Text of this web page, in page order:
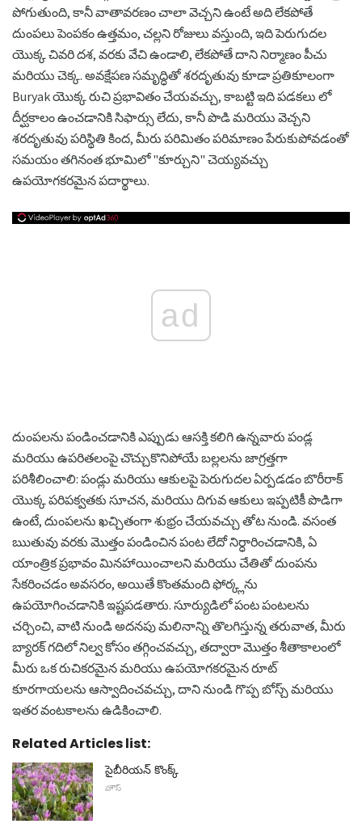
పోగుతుంది, కానీ వాతావరణం చాలా వెచ్చని ఉంటే అది లేకపోతే
దుంపలు పెంపకం ఉత్తమం, చల్లని రోజులు వస్తుంది, ఇది పెరుగుదల
యొక్క చివరి దశ, వరకు వేచి ఉండాలి, లేకపోతే దాని నిర్మాణం పీచు
మరియు చెక్క. అవక్షేపణ సమృద్ధితో శరదృతువు కూడా ప్రతికూలంగా
Buryak యొక్క రుచి ప్రభావితం చేయవచ్చు, కాబట్టి ఇది పడకలు లో
దీర్ఘకాలం ఉంచడానికి సిఫార్సు లేదు, కానీ పొడి మరియు వెచ్చని
శరదృతువు పరిస్థితి కింద, మీరు పరిమితం పరిమాణం పేరుకుపోవడంతో
సమయం తగినంత భూమిలో "కూర్చుని" చెయ్యవచ్చు
ఉపయోగకరమైన పదార్థాలు.
ad
దుంపలను పండించడానికి ఎప్పుడు ఆసక్తి కలిగి ఉన్నవారు పండ్ల
మరియు ఉపరితలంపై చొచ్చుకొనిపోయే బల్లలను జాగ్రత్తగా
పరిశీలించాలి: పండ్లు మరియు ఆకులపై పెరుగుదల ఏర్పడడం బొరీరాక్
యొక్క పరిపక్వతకు సూచన, మరియు దిగువ ఆకులు ఇప్పటికీ పొడిగా
ఉంటే, దుంపలను ఖచ్చితంగా శుభ్రం చేయవచ్చు తోట నుండి. వసంత
ఋతువు వరకు మొత్తం పండించిన పంట లేదో నిర్ధారించడానికి, ఏ
యాంత్రిక ప్రభావం మినహాయించాలని మరియు చేతితో దుంపను
సేకరించడం అవసరం, అయితే కొంతమంది ఫోర్క్లను
ఉపయోగించడానికి ఇష్టపడతారు. సూర్యుడిలో పంట పంటలను
చర్చించి, వాటి నుండి అదనపు మలినాన్ని తొలగిస్తున్న తరువాత, మీరు
బ్యారక్ గదిలో నిల్వ కోసం తగ్గించవచ్చు, తద్వారా మొత్తం శీతాకాలంలో
మీరు ఒక రుచికరమైన మరియు ఉపయోగకరమైన రూట్
కూరగాయలను ఆస్వాదించవచ్చు, దాని నుండి గొప్ప బోస్చ్ మరియు
ఇతర వంటకాలను ఉడికించాలి.
Related Articles list:
సైబీరియన్ కొంక్క్
హౌస్